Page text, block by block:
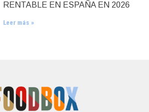
RENTABLE EN ESPAÑA EN 2026
Leer más »